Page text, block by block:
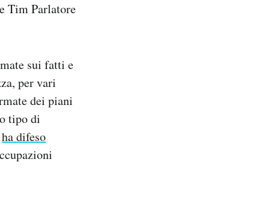
Tim Parlatore
sui fatti e
per vari
dei piani
tipo di
ha difeso